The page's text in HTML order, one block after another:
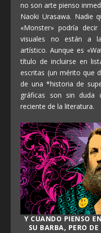
no son arte pienso
Naoki Urasawa. Nadie
«Monster» podría
visuales no están a
artístico. Aunque es
título de incluirse en
escritas (un mérito que
de una *historia de
gráficas son sin
reciente de la literatura.
Y CUANDO PIENSO
SU BARBA, PERO